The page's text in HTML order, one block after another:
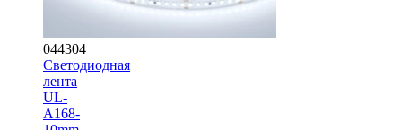
044304
Светодиодная
лента
UL-
A168-